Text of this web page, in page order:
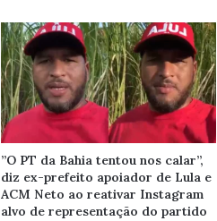
”O PT da Bahia tentou nos calar”,
diz ex-prefeito apoiador de Lula e
ACM Neto ao reativar Instagram
alvo de representação do partido